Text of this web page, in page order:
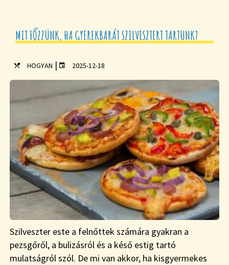
MIT FŐZZÜNK, HA GYEREKBARÁT SZILVESZTERT TARTUNK?
HOGYAN | 2025-12-18
Szilveszter este a felnőttek számára gyakran a
pezsgőről, a bulizásról és a késő estig tartó
mulatságról szól. De mi van akkor, ha kisgyermekes